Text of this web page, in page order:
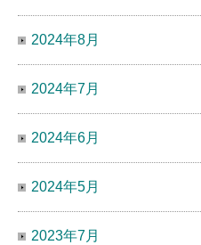
2024年8月
2024年7月
2024年6月
2024年5月
2023年7月